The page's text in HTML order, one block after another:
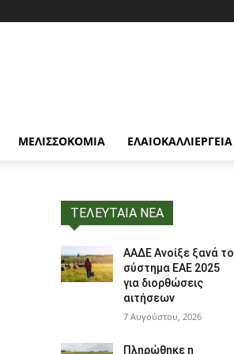
ΜΕΛΙΣΣΟΚΟΜΙΑ ΕΛΑΙΟΚΑΛΛΙΈΡΓΕΙΑ
ΤΕΛΕΥΤΑΙΑ ΝΕΑ
ΑΑΔΕ Ανοίξε ξανά το
σύστημα ΕΑΕ 2025
για διορθώσεις
αιτήσεων
7 Αυγούστου, 2026
Πληρώθηκε η